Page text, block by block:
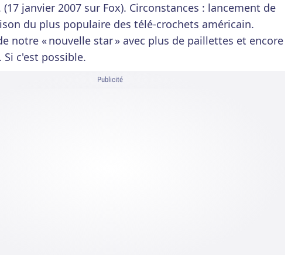
janvier 2007 sur Fox). Circonstances : lancement de
du plus populaire des télé-crochets américain.
notre « nouvelle star » avec plus de paillettes et encore
Si c'est possible.
Publicité